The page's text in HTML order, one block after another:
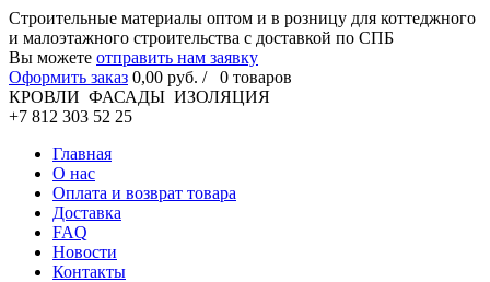
Cтроительные материалы оптом и в розницу для коттеджного
и малоэтажного строительства с доставкой по СПБ
Вы можете отправить нам заявку
Оформить заказ 0,00 руб. / 0 товаров
КРОВЛИ ФАСАДЫ ИЗОЛЯЦИЯ
+7 812 303 52 25
Главная
О нас
Оплата и возврат товара
Доставка
FAQ
Новости
Контакты